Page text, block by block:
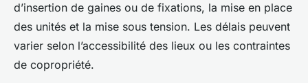
d’insertion de gaines ou de fixations, la mise en place
des unités et la mise sous tension. Les délais peuvent
varier selon l’accessibilité des lieux ou les contraintes
de copropriété.